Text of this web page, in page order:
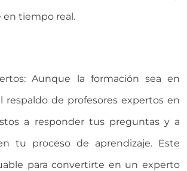
en tiempo real.
Aunque la formación sea en
respaldo de profesores expertos en
a responder tus preguntas y a
tu proceso de aprendizaje. Este
para convertirte en un experto